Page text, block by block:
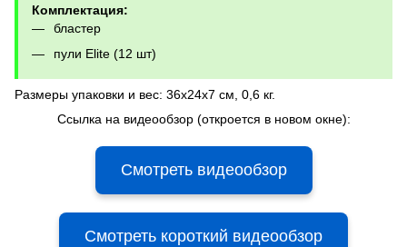
Комплектация:
бластер
пули Elite (12 шт)
Размеры упаковки и вес: 36x24x7 см, 0,6 кг.
Ссылка на видеообзор (откроется в новом окне):
Смотреть видеообзор
Смотреть короткий видеообзор